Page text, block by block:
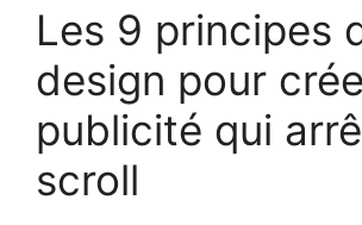
Les 9 principes
design pour
publicité qui
scroll